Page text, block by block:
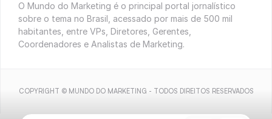
O Mundo do Marketing é o principal portal jornalístico
sobre o tema no Brasil, acessado por mais de 500 mil
habitantes, entre VPs, Diretores, Gerentes,
Coordenadores e Analistas de Marketing.
COPYRIGHT © MUNDO DO MARKETING - TODOS DIREITOS RESERVADOS